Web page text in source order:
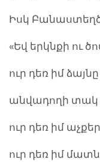
Իսկ
«Եվ երկնքի ու
ուր դեռ իմ
անվադողի տակ
ուր դեռ իմ
ուր դեռ իմ